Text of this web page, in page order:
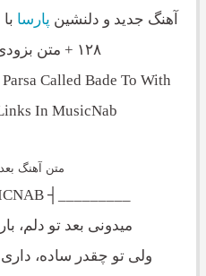
آهنگ جدید و دلنشین پارسا
۱۲۸ + متن بزودی از
Called Bade To With
In MusicNab
متن آهنگ
_________┤ MUSICNAB ├_________
میدونی بعد تو دلم،
ولی تو چقدر ساده،